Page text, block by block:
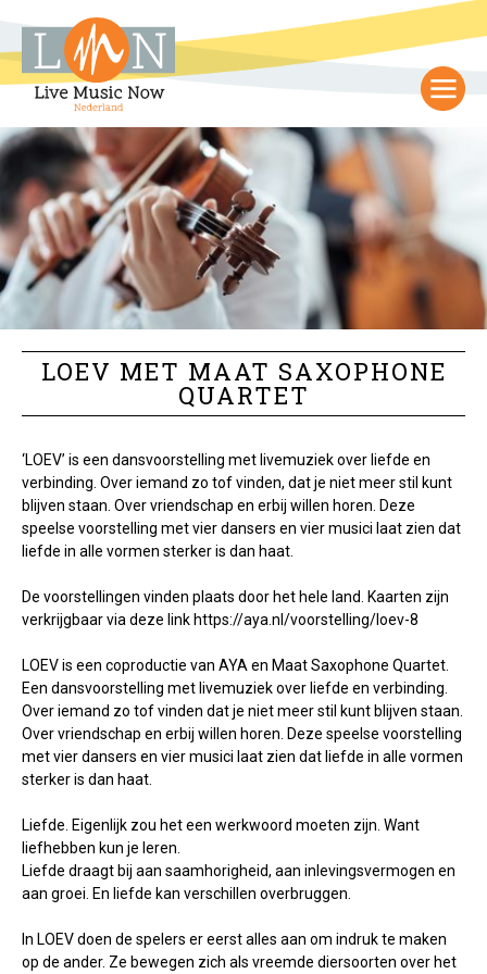
LOEV MET MAAT SAXOPHONE
QUARTET
‘LOEV’ is een dansvoorstelling met livemuziek over liefde en
verbinding. Over iemand zo tof vinden, dat je niet meer stil kunt
blijven staan. Over vriendschap en erbij willen horen. Deze
speelse voorstelling met vier dansers en vier musici laat zien dat
liefde in alle vormen sterker is dan haat.
De voorstellingen vinden plaats door het hele land. Kaarten zijn
verkrijgbaar via deze link https://aya.nl/voorstelling/loev-8
LOEV is een coproductie van AYA en Maat Saxophone Quartet.
Een dansvoorstelling met livemuziek over liefde en verbinding.
Over iemand zo tof vinden dat je niet meer stil kunt blijven staan.
Over vriendschap en erbij willen horen. Deze speelse voorstelling
met vier dansers en vier musici laat zien dat liefde in alle vormen
sterker is dan haat.
Liefde. Eigenlijk zou het een werkwoord moeten zijn. Want
liefhebben kun je leren.
Liefde draagt bij aan saamhorigheid, aan inlevingsvermogen en
aan groei. En liefde kan verschillen overbruggen.
In LOEV doen de spelers er eerst alles aan om indruk te maken
op de ander. Ze bewegen zich als vreemde diersoorten over het